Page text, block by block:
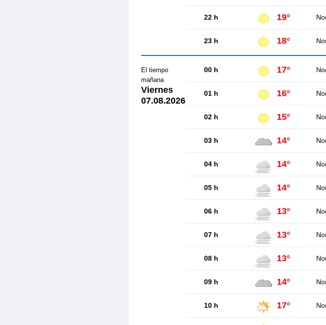
22 h 19°
23 h 18°
El tiempo
mañana
Viernes
07.08.2026
00 h 17°
01 h 16°
02 h 15°
03 h 14°
04 h 14°
05 h 14°
06 h 13°
07 h 13°
08 h 13°
09 h 14°
10 h 17°